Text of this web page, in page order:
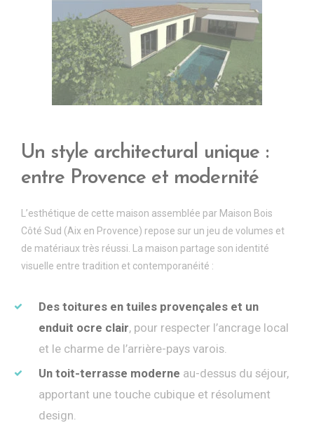
Un style architectural unique :
entre Provence et modernité
L’esthétique de cette maison assemblée par Maison Bois
Côté Sud (Aix en Provence) repose sur un jeu de volumes et
de matériaux très réussi. La maison partage son identité
visuelle entre tradition et contemporanéité :
Des toitures en tuiles provençales et un
enduit ocre clair, pour respecter l’ancrage local
et le charme de l’arrière-pays varois.
Un toit-terrasse moderne au-dessus du séjour,
apportant une touche cubique et résolument
design.